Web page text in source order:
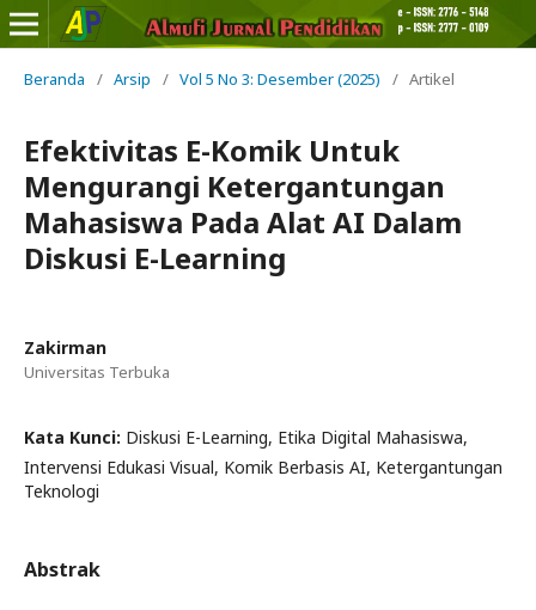
Beranda / Arsip / Vol 5 No 3: Desember (2025) / Artikel
Efektivitas E-Komik Untuk
Mengurangi Ketergantungan
Mahasiswa Pada Alat AI Dalam
Diskusi E-Learning
Zakirman
Universitas Terbuka
Kata Kunci: Diskusi E-Learning, Etika Digital Mahasiswa,
Intervensi Edukasi Visual, Komik Berbasis AI, Ketergantungan
Teknologi
Abstrak